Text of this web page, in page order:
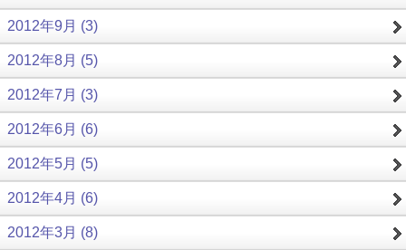
2012年9月 (3)
2012年8月 (5)
2012年7月 (3)
2012年6月 (6)
2012年5月 (5)
2012年4月 (6)
2012年3月 (8)